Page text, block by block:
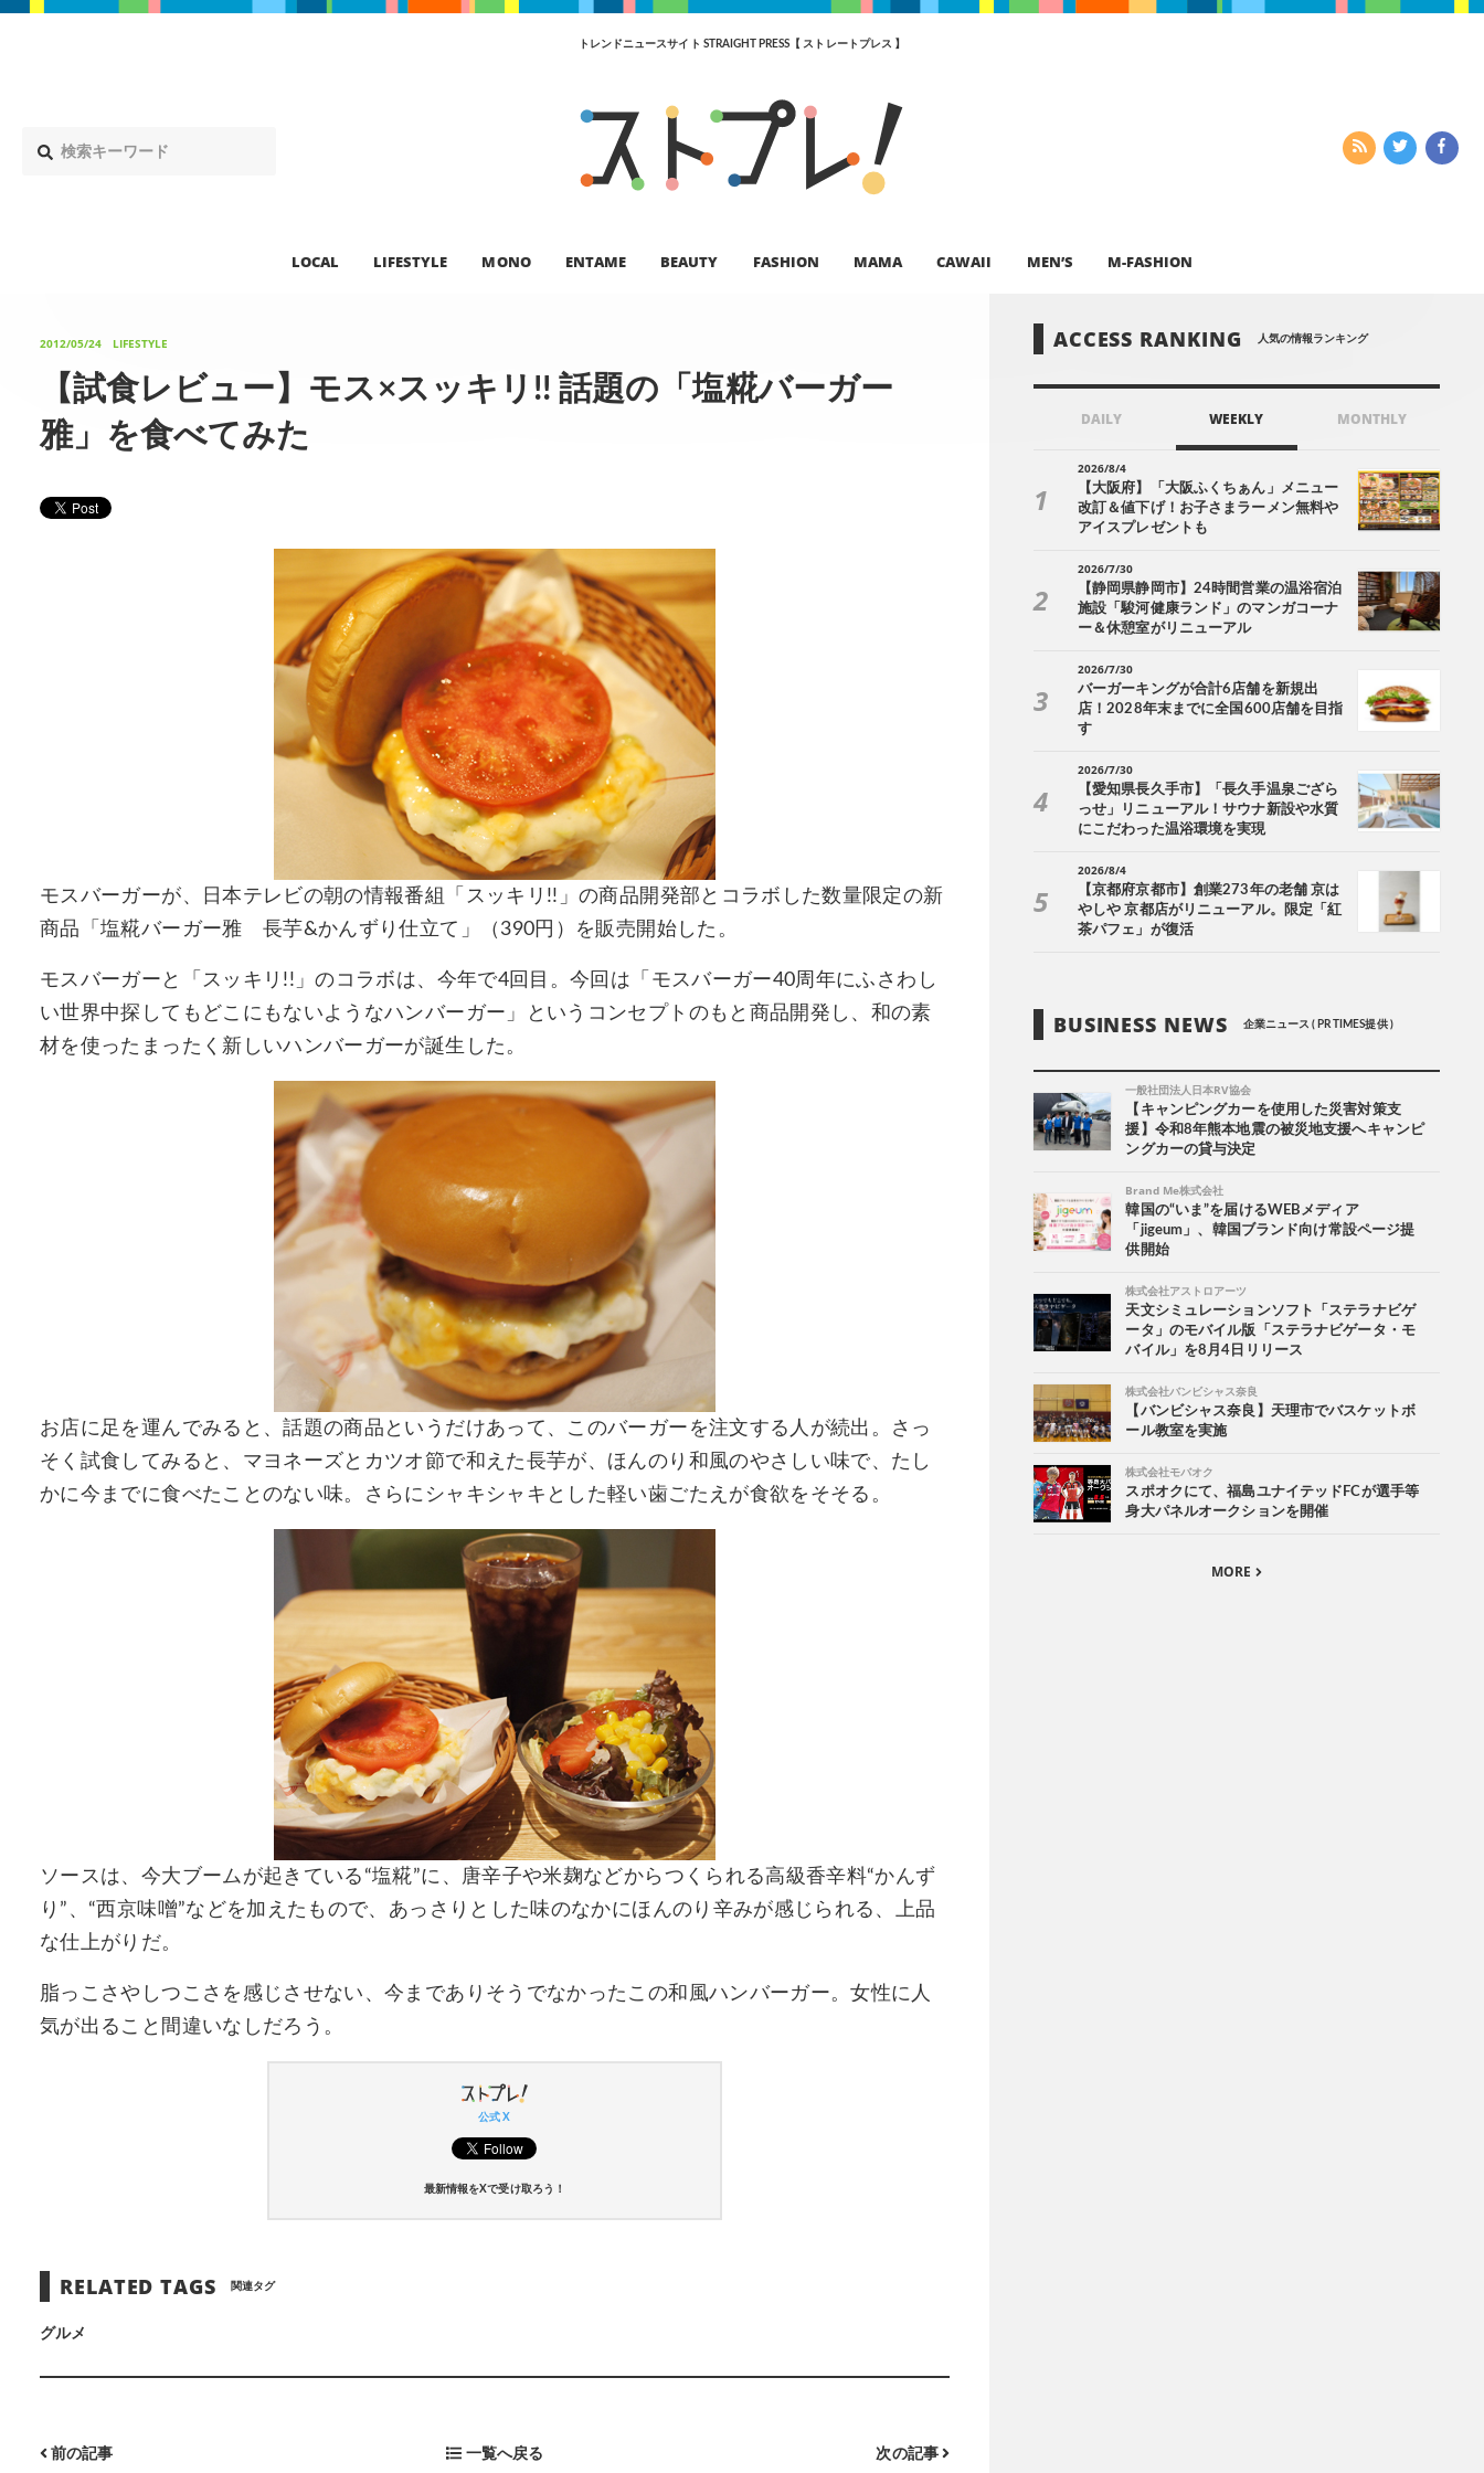
トレンドニュースサイト STRAIGHT PRESS【 ストレートプレス 】
LOCAL LIFESTYLE MONO ENTAME BEAUTY FASHION MAMA CAWAII MEN’S M-FASHION
2012/05/24 LIFESTYLE
【試食レビュー】モス×スッキリ!! 話題の「塩糀バーガー
雅」を食べてみた
モスバーガーが、日本テレビの朝の情報番組「スッキリ!!」の商品開発部とコラボした数量限定の新
商品「塩糀バーガー雅 長芋&かんずり仕立て」（390円）を販売開始した。
モスバーガーと「スッキリ!!」のコラボは、今年で4回目。今回は「モスバーガー40周年にふさわし
い世界中探してもどこにもないようなハンバーガー」というコンセプトのもと商品開発し、和の素
材を使ったまったく新しいハンバーガーが誕生した。
お店に足を運んでみると、話題の商品というだけあって、このバーガーを注文する人が続出。さっ
そく試食してみると、マヨネーズとカツオ節で和えた長芋が、ほんのり和風のやさしい味で、たし
かに今までに食べたことのない味。さらにシャキシャキとした軽い歯ごたえが食欲をそそる。
ソースは、今大ブームが起きている“塩糀”に、唐辛子や米麹などからつくられる高級香辛料“かんず
り”、“西京味噌”などを加えたもので、あっさりとした味のなかにほんのり辛みが感じられる、上品
な仕上がりだ。
脂っこさやしつこさを感じさせない、今までありそうでなかったこの和風ハンバーガー。女性に人
気が出ること間違いなしだろう。
公式 X
最新情報をXで受け取ろう！
RELATED TAGS 関連タグ
グルメ
前の記事 一覧へ戻る 次の記事
ACCESS RANKING 人気の情報ランキング
DAILY WEEKLY MONTHLY
2026/8/4
【大阪府】「大阪ふくちぁん」メニュー
改訂＆値下げ！お子さまラーメン無料や
アイスプレゼントも
2026/7/30
【静岡県静岡市】24時間営業の温浴宿泊
施設「駿河健康ランド」のマンガコーナ
ー＆休憩室がリニューアル
2026/7/30
バーガーキングが合計6店舗を新規出
店！2028年末までに全国600店舗を目指
す
2026/7/30
【愛知県長久手市】「長久手温泉ござら
っせ」リニューアル！サウナ新設や水質
にこだわった温浴環境を実現
2026/8/4
【京都府京都市】創業273年の老舗 京は
やしや 京都店がリニューアル。限定「紅
茶パフェ」が復活
BUSINESS NEWS 企業ニュース ( PR TIMES提供 )
一般社団法人日本RV協会
【キャンピングカーを使用した災害対策支
援】令和8年熊本地震の被災地支援へキャンピ
ングカーの貸与決定
Brand Me株式会社
韓国の“いま”を届けるWEBメディア
「jigeum」、韓国ブランド向け常設ページ提
供開始
株式会社アストロアーツ
天文シミュレーションソフト「ステラナビゲ
ータ」のモバイル版「ステラナビゲータ・モ
バイル」を8月4日リリース
株式会社バンビシャス奈良
【バンビシャス奈良】天理市でバスケットボ
ール教室を実施
株式会社モバオク
スポオクにて、福島ユナイテッドFCが選手等
身大パネルオークションを開催
MORE